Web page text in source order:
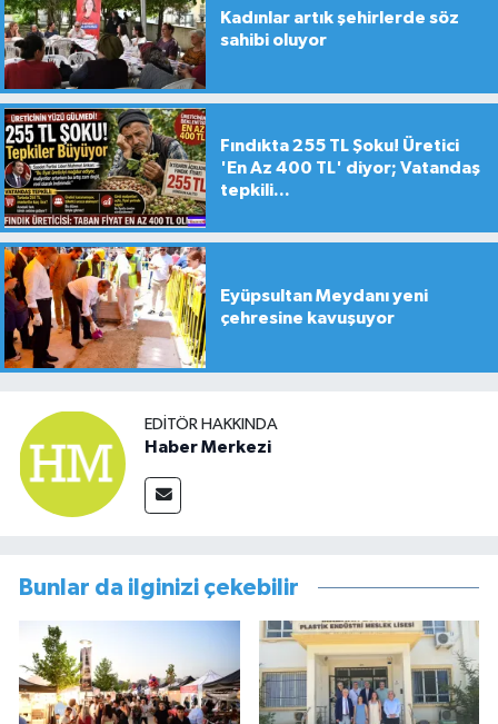
Kadınlar artık şehirlerde söz
sahibi oluyor
Fındıkta 255 TL Şoku! Üretici
'En Az 400 TL' diyor; Vatandaş
tepkili...
Eyüpsultan Meydanı yeni
çehresine kavuşuyor
EDITÖR HAKKINDA
Haber Merkezi
Bunlar da ilginizi çekebilir